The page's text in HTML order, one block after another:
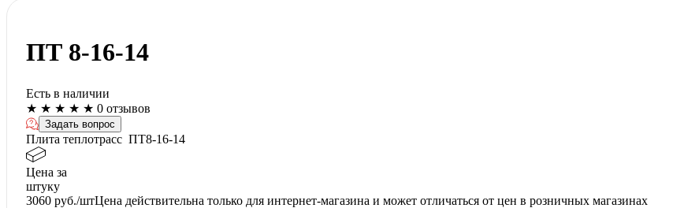
ПТ 8-16-14
Есть в наличии
★ ★ ★ ★ ★ 0 отзывов
Задать вопрос
Плита теплотрасс ПТ8-16-14
Цена за
штуку
3060 руб./штЦена действительна только для интернет-магазина и может отличаться от цен в розничных магазинах